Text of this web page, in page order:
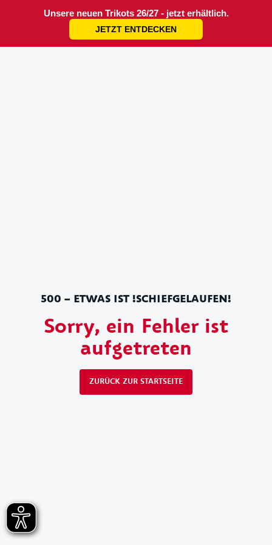
Unsere neuen Trikots 26/27 - jetzt erhältlich.
JETZT ENTDECKEN
500 – ETWAS IST !SCHIEFGELAUFEN!
Sorry, ein Fehler ist
aufgetreten
ZURÜCK ZUR STARTSEITE